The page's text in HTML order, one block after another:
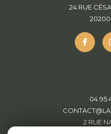
24 RUE
20200
04 95
2 RUE